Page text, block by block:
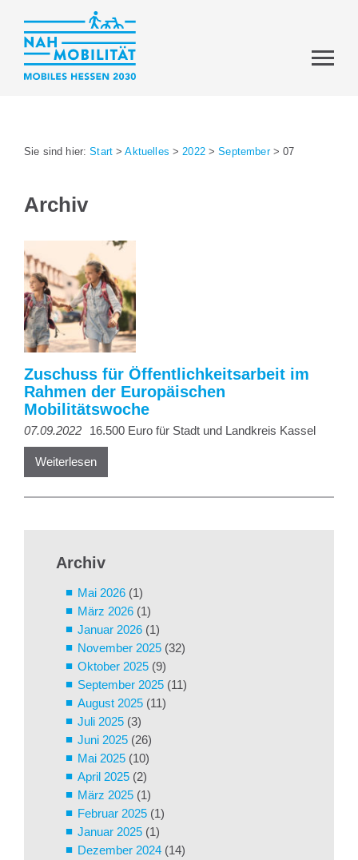
Sie sind hier:Start >Aktuelles >2022>September>07
Archiv
Zuschuss für Öffentlichkeitsarbeit im
Rahmen der Europäischen
Mobilitätswoche
07.09.2022 16.500 Euro für Stadt und Landkreis Kassel
Weiterlesen
Archiv
Mai 2026 (1)
März 2026 (1)
Januar 2026 (1)
November 2025 (32)
Oktober 2025 (9)
September 2025 (11)
August 2025 (11)
Juli 2025 (3)
Juni 2025 (26)
Mai 2025 (10)
April 2025 (2)
März 2025 (1)
Februar 2025 (1)
Januar 2025 (1)
Dezember 2024 (14)